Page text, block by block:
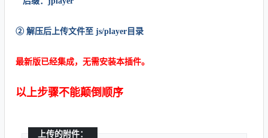
② 解压后上传文件至 js/player目录
最新版已经集成，无需安装本插件。
以上步骤不能颠倒顺序
上传的附件：